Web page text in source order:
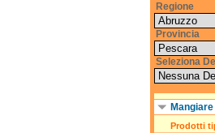
Regione
Provincia
Seleziona
Prodotti